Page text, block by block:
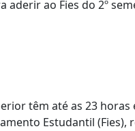
têm até as 23
Estudantil